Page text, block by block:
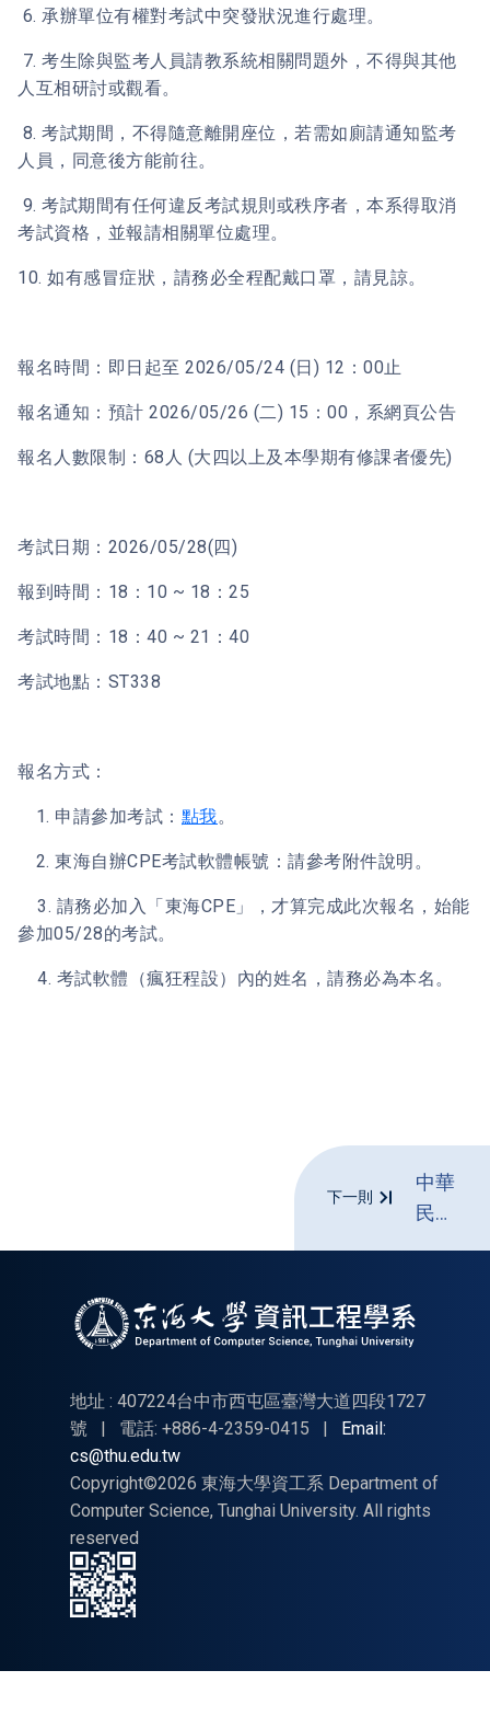
6. 承辦單位有權對考試中突發狀況進行處理。
7. 考生除與監考人員請教系統相關問題外，不得與其他
人互相研討或觀看。
8. 考試期間，不得隨意離開座位，若需如廁請通知監考
人員，同意後方能前往。
9. 考試期間有任何違反考試規則或秩序者，本系得取消
考試資格，並報請相關單位處理。
10. 如有感冒症狀，請務必全程配戴口罩，請見諒。
報名時間：即日起至 2026/05/24 (日) 12：00止
報名通知：預計 2026/05/26 (二) 15：00，系網頁公告
報名人數限制：68人 (大四以上及本學期有修課者優先)
考試日期：2026/05/28(四)
報到時間：18：10 ~ 18：25
考試時間：18：40 ~ 21：40
考試地點：ST338
報名方式：
1. 申請參加考試： 點我。
2. 東海自辦CPE考試軟體帳號：請參考附件說明。
3. 請務必加入「東海CPE」，才算完成此次報名，始能
參加05/28的考試。
4. 考試軟體（瘋狂程設）內的姓名，請務必為本名。
下一則
中華
民國
表
獎」
選拔
地址 : 407224台中市西屯區臺灣大道四段1727
號
| 電話: +886-4-2359-0415 |
Email:
cs@thu.edu.tw
Copyright©2026 東海大學資工系 Department of
Computer Science, Tunghai University. All rights
reserved